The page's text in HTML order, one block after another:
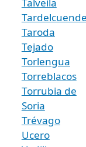
Taroda
Tejado
Torlengua
Torreblacos
Torrubia de
Soria
Trévago
Ucero